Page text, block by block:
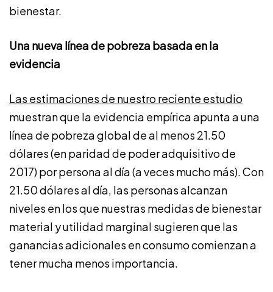
bienestar.
Una nueva línea de pobreza basada en la
evidencia
Las estimaciones de nuestro reciente estudio
muestran que la evidencia empírica apunta a una
línea de pobreza global de al menos 21.50
dólares (en paridad de poder adquisitivo de
2017) por persona al día (a veces mucho más). Con
21.50 dólares al día, las personas alcanzan
niveles en los que nuestras medidas de bienestar
material y utilidad marginal sugieren que las
ganancias adicionales en consumo comienzan a
tener mucha menos importancia.